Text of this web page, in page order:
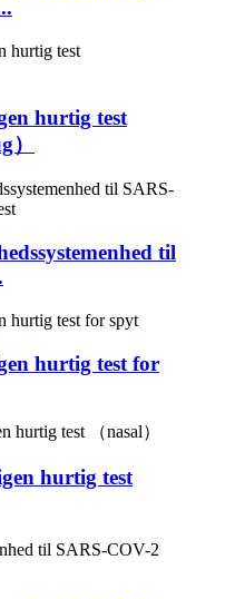
hurtig test
）
til
hurtig test for
hurtig test